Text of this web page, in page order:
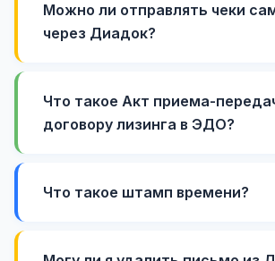
Можно ли отправлять чеки
через Диадок?
Что такое Акт приема-
договору лизинга в ЭДО?
Что такое штамп времени?